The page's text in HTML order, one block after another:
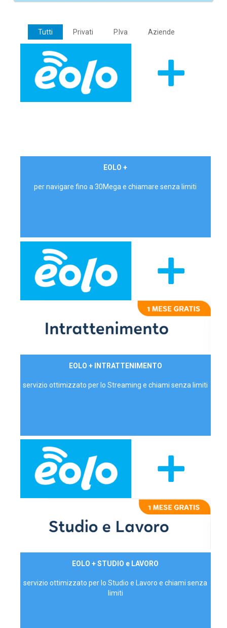
Tutti Privati P.Iva Aziende
EOLO +
per navigare fino a 30Mega e chiamare senza limiti
EOLO + INTRATTENIMENTO
servizio ottimizzato per lo Streaming e chiami senza limiti
EOLO + STUDIO e LAVORO
servizio ottimizzato per lo Studio e Lavoro e chiami senza
limiti